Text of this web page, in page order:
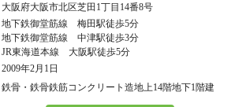
大阪府大阪市北区芝田1丁目14番8号
地下鉄御堂筋線 梅田駅徒歩5分
地下鉄御堂筋線 中津駅徒歩3分
JR東海道本線 大阪駅徒歩5分
2009年2月1日
鉄骨・鉄骨鉄筋コンクリート造地上14階地下1階建